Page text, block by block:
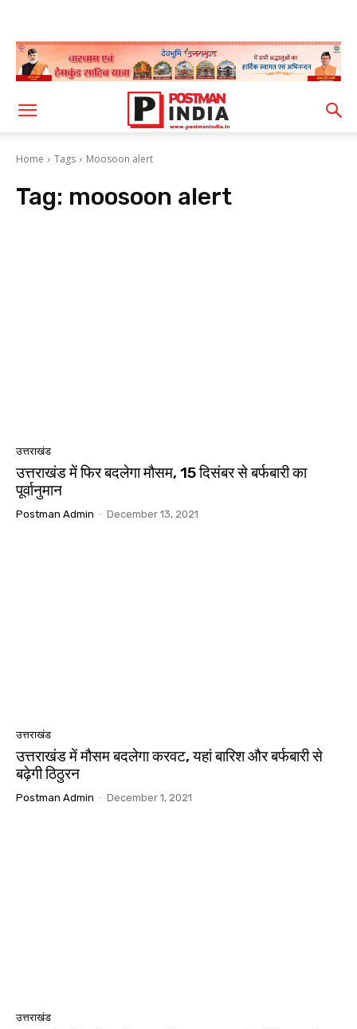
Home Tags Moosoon alert
Tag: moosoon alert
उत्तराखंड
उत्तराखंड में फिर बदलेगा मौसम, 15 दिसंबर से बर्फबारी का
पूर्वानुमान
Postman Admin - December 13, 2021
उत्तराखंड
उत्तराखंड में मौसम बदलेगा करवट, यहां बारिश और बर्फबारी से
बढ़ेगी ठिठुरन
Postman Admin - December 1, 2021
उत्तराखंड